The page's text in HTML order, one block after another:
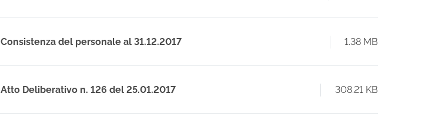
Consistenza del personale al 31.12.2017 1.38 MB
Atto Deliberativo n. 126 del 25.01.2017 308.21 KB